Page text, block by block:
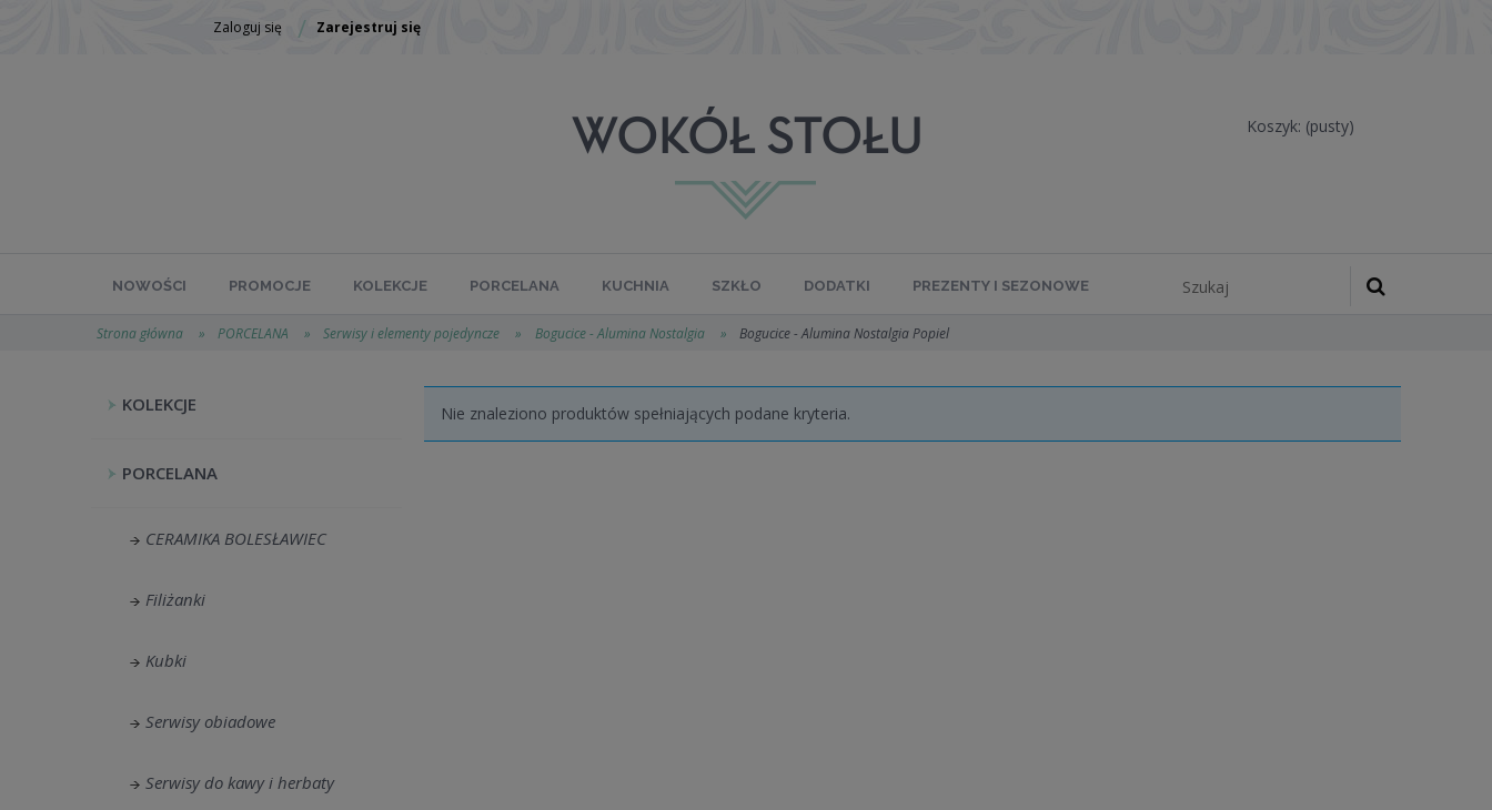
Zaloguj się Zarejestruj się
Koszyk: (pusty)
NOWOŚCI PROMOCJE KOLEKCJE PORCELANA KUCHNIA SZKŁO DODATKI PREZENTY I SEZONOWE
Strona główna » PORCELANA » Serwisy i elementy pojedyncze » Bogucice - Alumina Nostalgia » Bogucice - Alumina Nostalgia Popiel
KOLEKCJE
PORCELANA
CERAMIKA BOLESŁAWIEC
Filiżanki
Kubki
Serwisy obiadowe
Serwisy do kawy i herbaty
Nie znaleziono produktów spełniających podane kryteria.